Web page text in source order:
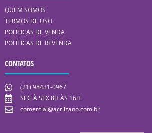
QUEM SOMOS
TERMOS DE USO
POLÍTICAS DE VENDA
POLÍTICAS DE REVENDA
CONTATOS
(21) 98431-0967
SEG À SEX 8H ÀS 16H
comercial@acrilzano.com.br